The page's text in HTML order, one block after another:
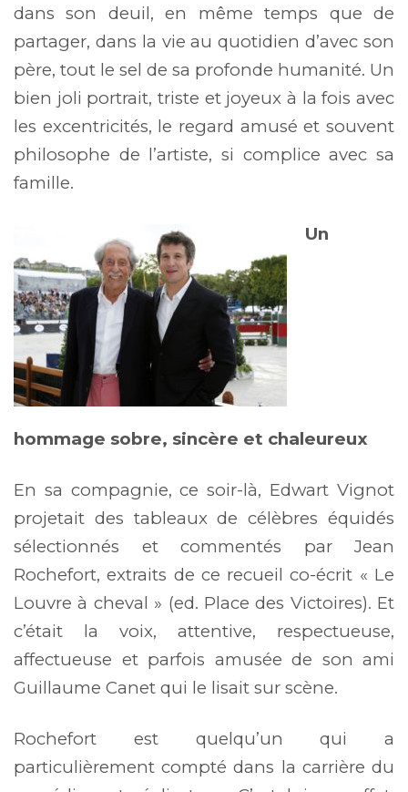
dans son deuil, en même temps que de
partager, dans la vie au quotidien d’avec son
père, tout le sel de sa profonde humanité. Un
bien joli portrait, triste et joyeux à la fois avec
les excentricités, le regard amusé et souvent
philosophe de l’artiste, si complice avec sa
famille.
Un
hommage sobre, sincère et chaleureux
En sa compagnie, ce soir-là, Edwart Vignot
projetait des tableaux de célèbres équidés
sélectionnés et commentés par Jean
Rochefort, extraits de ce recueil co-écrit « Le
Louvre à cheval » (ed. Place des Victoires). Et
c’était la voix, attentive, respectueuse,
affectueuse et parfois amusée de son ami
Guillaume Canet qui le lisait sur scène.
Rochefort est quelqu’un qui a
particulièrement compté dans la carrière du